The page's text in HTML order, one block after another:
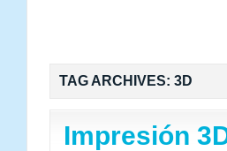
TAG ARCHIVES: 3D
Impresión